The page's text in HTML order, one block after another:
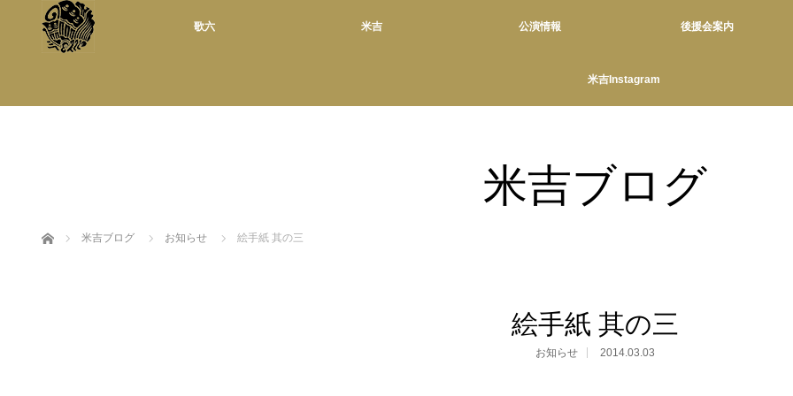
歌六 米吉 公演情報 後援会案内
米吉Instagram
米吉ブログ
ホーム 米吉ブログ お知らせ 絵手紙 其の三
絵手紙 其の三
お知らせ 2014.03.03